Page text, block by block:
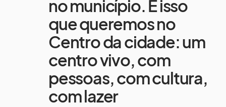
no município. É isso
que queremos no
Centro da cidade: um
centro vivo, com
pessoas, com cultura,
com lazer